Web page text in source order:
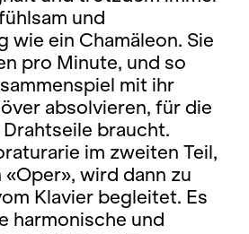
und
wie ein Chamäleon. Sie
pro Minute, und so
mit ihr
absolvieren, für die
braucht.
im zweiten Teil,
wird dann zu
Klavier begleitet. Es
harmonische und